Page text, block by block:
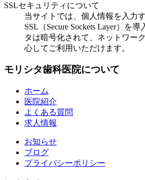
SSLセキュリティについて
当サイトでは、個人情報を入力
SSL（Secure Sockets Layer）を
タは暗号化されて、ネットワー
心してご利用いただけます。
モリシタ歯科医院について
ホーム
医院紹介
よくある質問
求人情報
お知らせ
ブログ
プライバシーポリシー